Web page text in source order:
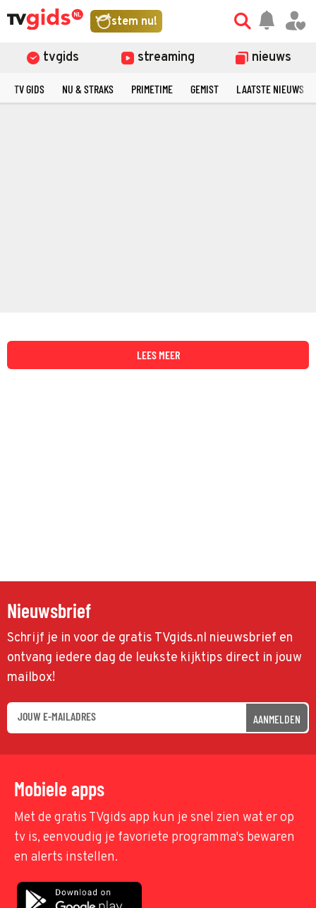
stem nu!
tvgids streaming nieuws
TV GIDS NU & STRAKS PRIMETIME GEMIST LAATSTE NIEUWS
LEES MEER
Nieuwsbrief
Schrijf je in voor de gratis TVgids.nl nieuwsbrief en
ontvang iedere dag de leukste kijktips direct in jouw
mailbox!
AANMELDEN
Mobiele apps
Met de gratis TVgids app kun je snel zien wat er op
tv is, eenvoudig je favoriete programma's bewaren
en alerts instellen.